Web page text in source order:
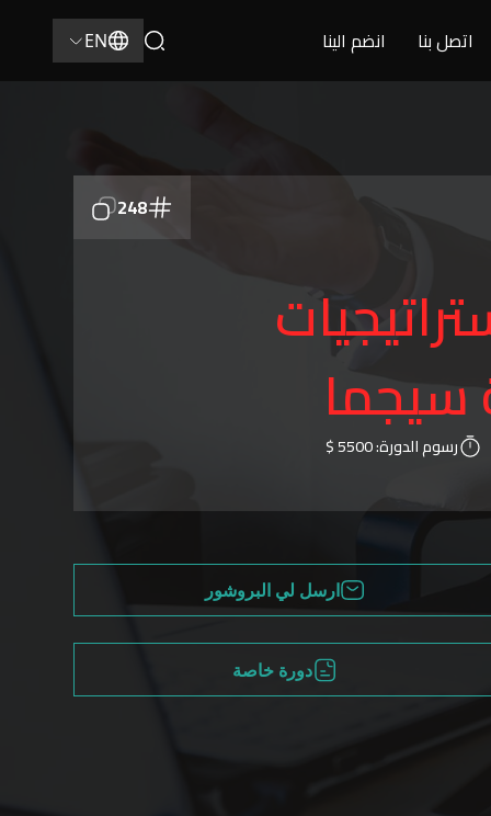
اتصل بنا انضم الينا EN
248
رسوم الدورة:5500 $
ارسل لي البروشور
دورة خاصة